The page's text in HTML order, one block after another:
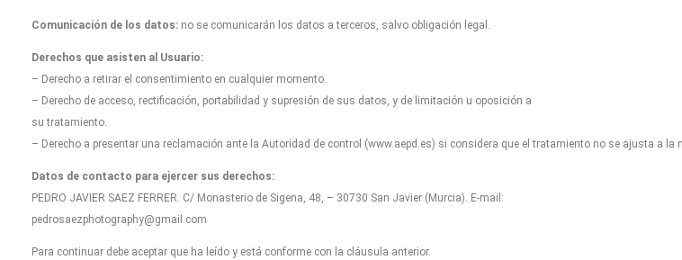
Comunicación de los datos: no se comunicarán los datos a terceros, salvo obligación legal.
Derechos que asisten al Usuario:
– Derecho a retirar el consentimiento en cualquier momento.
– Derecho de acceso, rectificación, portabilidad y supresión de sus datos, y de limitación u oposición a
su tratamiento.
– Derecho a presentar una reclamación ante la Autoridad de control (www.aepd.es) si considera que el tratamiento no se ajusta a la
Datos de contacto para ejercer sus derechos:
PEDRO JAVIER SAEZ FERRER. C/ Monasterio de Sigena, 48, – 30730 San Javier (Murcia). E-mail:
pedrosaezphotography@gmail.com
Para continuar debe aceptar que ha leído y está conforme con la cláusula anterior.